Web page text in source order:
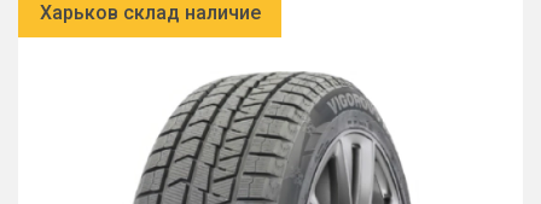
Харьков склад наличие